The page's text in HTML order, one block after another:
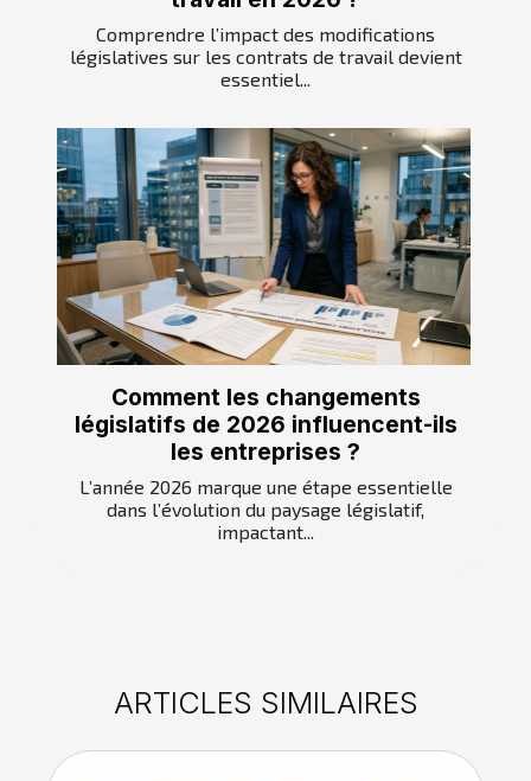
Comprendre l’impact des modifications
législatives sur les contrats de travail devient
essentiel...
Comment les changements
législatifs de 2026 influencent-ils
les entreprises ?
L’année 2026 marque une étape essentielle
dans l’évolution du paysage législatif,
impactant...
ARTICLES SIMILAIRES